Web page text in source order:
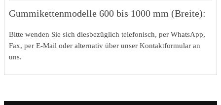
Gummikettenmodelle 600 bis 1000 mm (Breite):
Bitte wenden Sie sich diesbezüglich telefonisch, per WhatsApp,
Fax, per E-Mail oder alternativ über unser Kontaktformular an
uns.